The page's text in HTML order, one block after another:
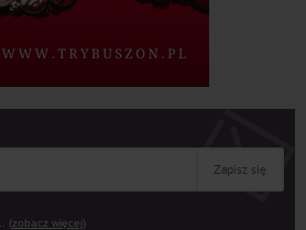
Zapisz się
(zobacz więcej)